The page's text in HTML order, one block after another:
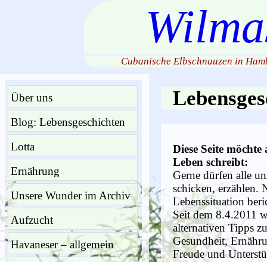
Cubanische Elbschnauzen in
Über uns
Blog: Lebensgeschichten
Lotta
Ernährung
Unsere Wunder im Archiv
Aufzucht
Havaneser – allgemein
Diese Seite
Leben schreibt:
Gerne dürfen alle
schicken, erzählen.
Lebenssituation
Seit dem 8.4.2011
alternativen Tipps
Gesundheit,
Freude und